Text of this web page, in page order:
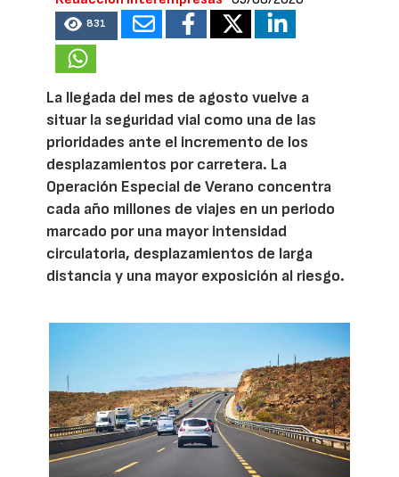
831
La llegada del mes de agosto vuelve a
situar la seguridad vial como una de las
prioridades ante el incremento de los
desplazamientos por carretera. La
Operación Especial de Verano concentra
cada año millones de viajes en un periodo
marcado por una mayor intensidad
circulatoria, desplazamientos de larga
distancia y una mayor exposición al riesgo.